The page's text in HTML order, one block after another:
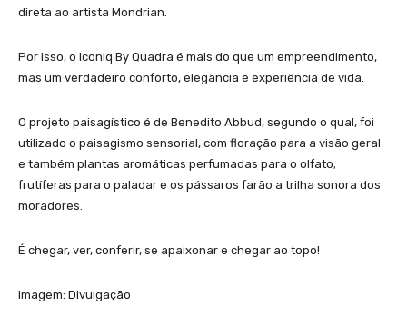
direta ao artista Mondrian.
Por isso, o Iconiq By Quadra é mais do que um empreendimento,
mas um verdadeiro conforto, elegância e experiência de vida.
O projeto paisagístico é de Benedito Abbud, segundo o qual, foi
utilizado o paisagismo sensorial, com floração para a visão geral
e também plantas aromáticas perfumadas para o olfato;
frutíferas para o paladar e os pássaros farão a trilha sonora dos
moradores.
É chegar, ver, conferir, se apaixonar e chegar ao topo!
Imagem: Divulgação